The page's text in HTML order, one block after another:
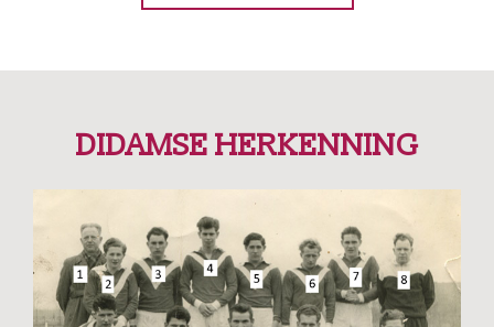
DIDAMSE HERKENNING